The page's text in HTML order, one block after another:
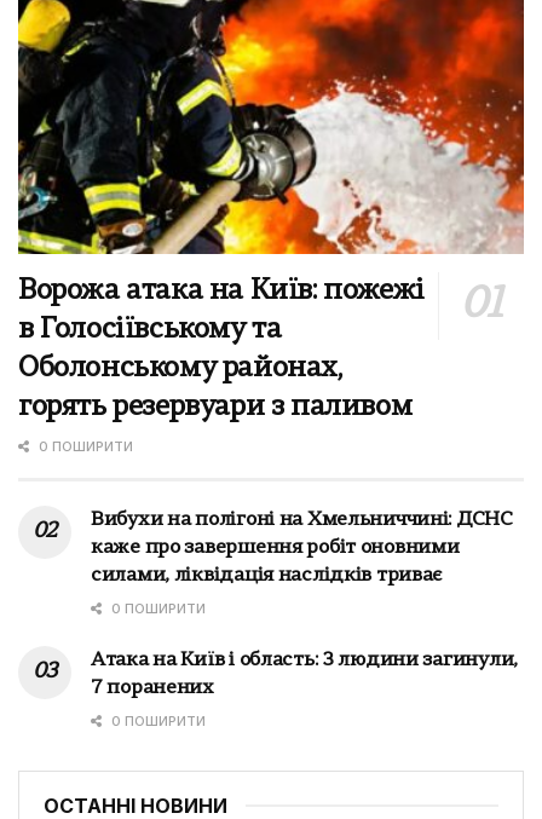
Ворожа атака на Київ: пожежі
в Голосіївському та
Оболонському районах,
горять резервуари з паливом
0 ПОШИРИТИ
Вибухи на полігоні на Хмельниччині: ДСНС
каже про завершення робіт оновними
силами, ліквідація наслідків триває
0 ПОШИРИТИ
Атака на Київ і область: 3 людини загинули,
7 поранених
0 ПОШИРИТИ
ОСТАННІ НОВИНИ